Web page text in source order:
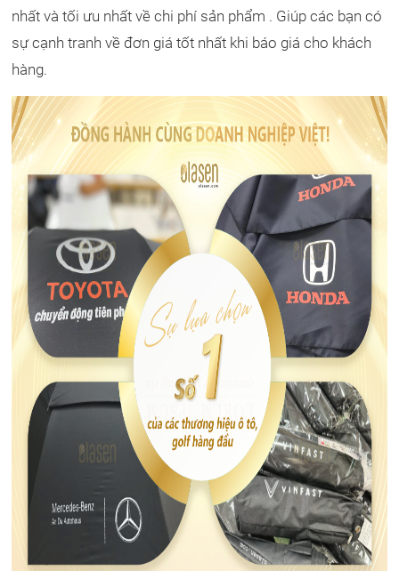
nhất và tối ưu nhất về chi phí sản phẩm . Giúp các bạn có
sự cạnh tranh về đơn giá tốt nhất khi báo giá cho khách
hàng.